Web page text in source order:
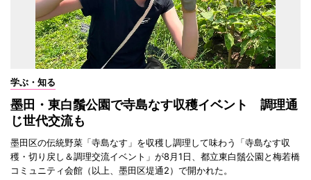
学ぶ・知る
墨田・東白鬚公園で寺島なす収穫イベント 調理通
じ世代交流も
墨田区の伝統野菜「寺島なす」を収穫し調理して味わう「寺島なす収
穫・切り戻し＆調理交流イベント」が8月1日、都立東白鬚公園と梅若橋
コミュニティ会館（以上、墨田区堤通2）で開かれた。